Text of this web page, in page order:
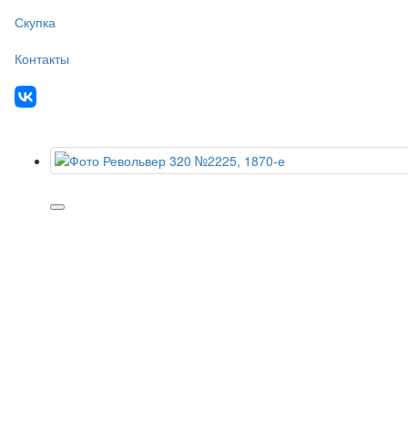
Скупка
Контакты